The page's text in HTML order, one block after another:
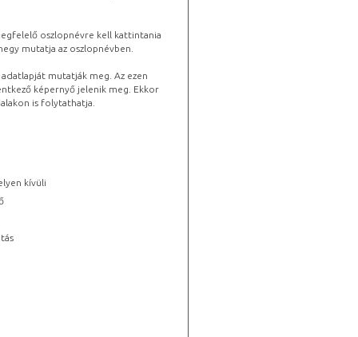
oszlopnévre kell kattintania
mutatja az oszlopnévben.
mutatják meg. Az ezen
képernyő jelenik meg. Ekkor
is folytathatja.
kívüli